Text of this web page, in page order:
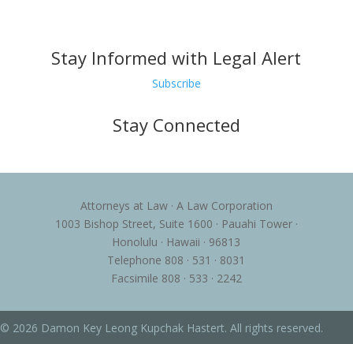
Stay Informed with Legal Alert
Subscribe
Stay Connected
Attorneys at Law · A Law Corporation
1003 Bishop Street, Suite 1600 · Pauahi Tower ·
Honolulu · Hawaii · 96813
Telephone 808 · 531 · 8031
Facsimile 808 · 533 · 2242
© 2026 Damon Key Leong Kupchak Hastert. All rights reserved.